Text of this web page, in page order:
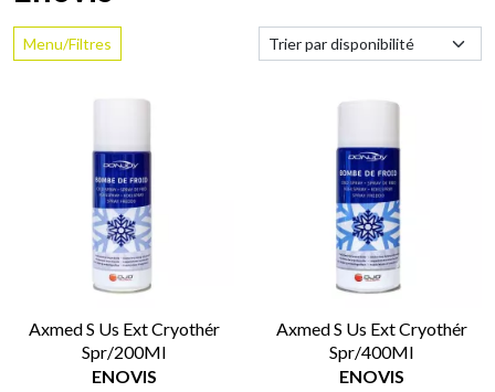
Menu/Filtres
Axmed S Us Ext Cryothér
Spr/200Ml
ENOVIS
Axmed S Us Ext Cryothér
Spr/400Ml
ENOVIS